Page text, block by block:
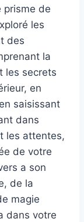
prisme de
les
des
la
les secrets
en
saisissant
dans
les attentes,
de votre
a son
de la
magie
dans votre